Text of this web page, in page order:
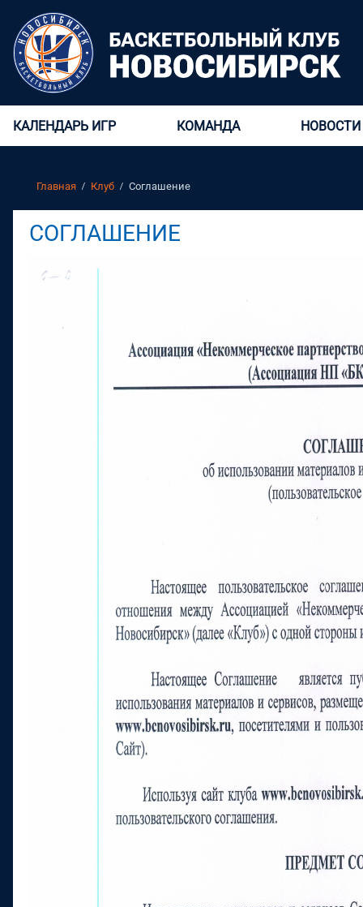
КАЛЕНДАРЬ ИГР КОМАНДА НОВОСТИ
Главная Клуб Соглашение
СОГЛАШЕНИЕ